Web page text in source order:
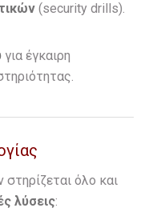
(security drills).
για έγκαιρη
όλο και
λύσεις: